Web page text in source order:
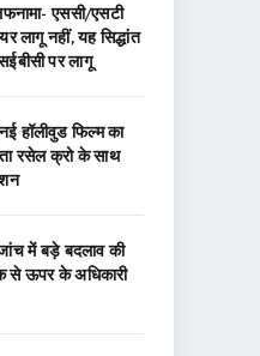
एससी/एसटी
लागू नहीं, यह सिद्धांत
पर लागू
हॉलीवुड फिल्म का
रसेल क्रो के साथ
में बड़े बदलाव की
से ऊपर के अधिकारी